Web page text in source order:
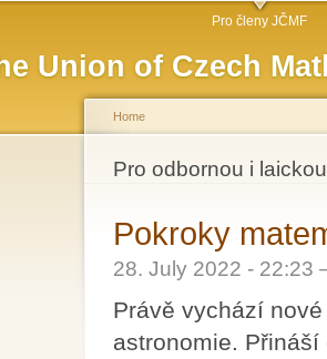
Union of Czech
Pro členy JČMF
You are here
Home
Pro odbornou i
Pokroky
28. July 2022 -
Právě vychází
astronomie.